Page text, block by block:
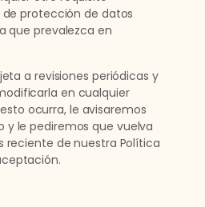
protección de datos
que prevalezca en
a revisiones periódicas y
en cualquier
ocurra, le avisaremos
y le pediremos que vuelva
reciente de nuestra Política